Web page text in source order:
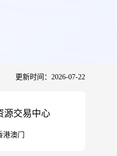
更新时间：2026-07-22
源交易中心
港澳门